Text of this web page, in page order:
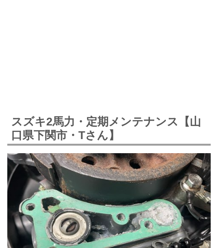
スズキ2馬力・定期メンテナンス【山
口県下関市・Tさん】